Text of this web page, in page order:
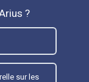
?
sur les